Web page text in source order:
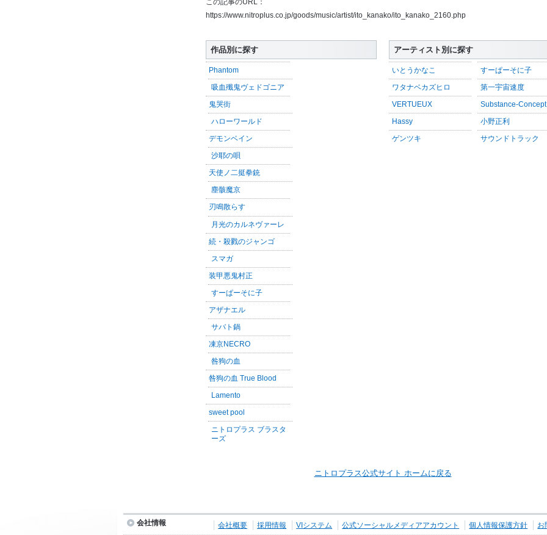
この記事のURL：
https://www.nitroplus.co.jp/goods/music/artist/ito_kanako/ito_kanako_2160.php
作品別に探す
Phantom
吸血殲鬼ヴェドゴニア
鬼哭街
ハローワールド
デモンベイン
沙耶の唄
天使ノ二挺拳銃
塵骸魔京
刃鳴散らす
月光のカルネヴァーレ
続・殺戮のジャンゴ
スマガ
装甲悪鬼村正
すーぱーそに子
アザナエル
サバト鍋
凍京NECRO
咎狗の血
咎狗の血 True Blood
Lamento
sweet pool
ニトロプラス ブラスタ
ーズ
アーティスト別に探す
いとうかなこ すーぱーそに子
ワタナベカズヒロ 第一宇宙速度
VERTUEUX Substance-Concept
Hassy 小野正利
ゲンツキ サウンドトラック
ニトロプラス公式サイト ホームに戻る
会社情報 会社概要 採用情報 VIシステム 公式ソーシャルメディアアカウント 個人情報保護方針 お